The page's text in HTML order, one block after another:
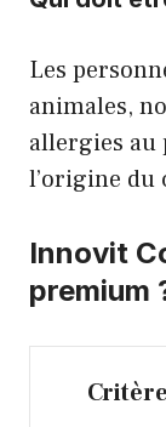
Les
animales,
allergies au
l’origine du
Innovit
premium
Critère